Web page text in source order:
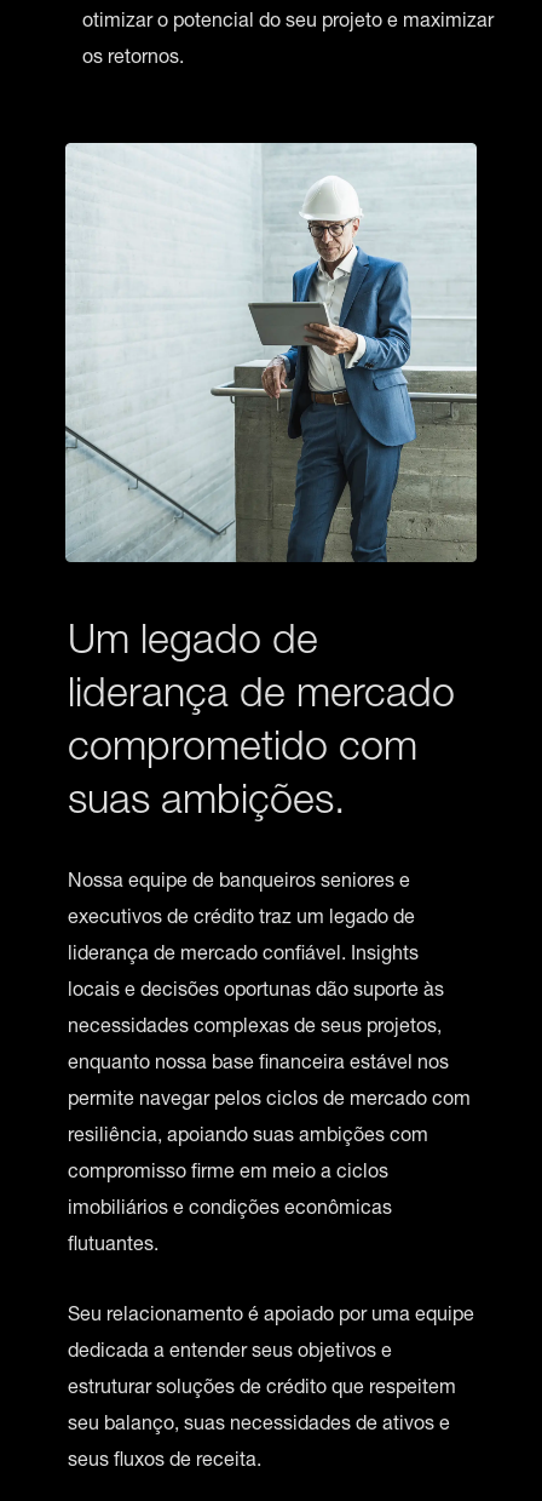
otimizar o potencial do seu projeto e maximizar
os retornos.
Um legado de
liderança de mercado
comprometido com
suas ambições.
Nossa equipe de banqueiros seniores e
executivos de crédito traz um legado de
liderança de mercado confiável. Insights
locais e decisões oportunas dão suporte às
necessidades complexas de seus projetos,
enquanto nossa base financeira estável nos
permite navegar pelos ciclos de mercado com
resiliência, apoiando suas ambições com
compromisso firme em meio a ciclos
imobiliários e condições econômicas
flutuantes.
Seu relacionamento é apoiado por uma equipe
dedicada a entender seus objetivos e
estruturar soluções de crédito que respeitem
seu balanço, suas necessidades de ativos e
seus fluxos de receita.